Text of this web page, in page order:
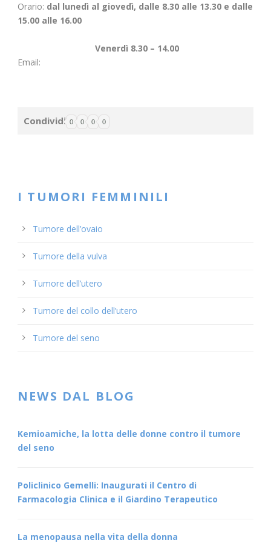
Orario: dal lunedì al giovedì, dalle 8.30 alle 13.30 e dalle
15.00 alle 16.00
Venerdì 8.30 – 14.00
Email:
Condividi 0 0 0 0
I TUMORI FEMMINILI
Tumore dell’ovaio
Tumore della vulva
Tumore dell’utero
Tumore del collo dell’utero
Tumore del seno
NEWS DAL BLOG
Kemioamiche, la lotta delle donne contro il tumore
del seno
Policlinico Gemelli: Inaugurati il Centro di
Farmacologia Clinica e il Giardino Terapeutico
La menopausa nella vita della donna